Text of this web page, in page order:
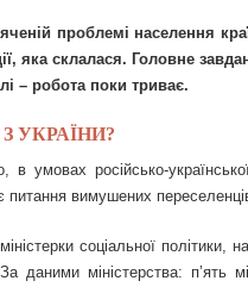
проблемі населення
яка склалася. Головне
– робота поки триває.
УКРАЇНИ?
умовах російсько-
питання вимушених
міністерки соціальної політики,
даними міністерства: п’ять